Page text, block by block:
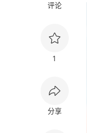
评论
1
分享